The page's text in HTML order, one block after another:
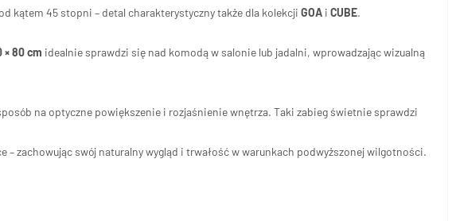
kątem 45 stopni – detal charakterystyczny także dla kolekcji GOA i CUBE.
× 80 cm idealnie sprawdzi się nad komodą w salonie lub jadalni, wprowadzając wizualną
na optyczne powiększenie i rozjaśnienie wnętrza. Taki zabieg świetnie sprawdzi
– zachowując swój naturalny wygląd i trwałość w warunkach podwyższonej wilgotności.